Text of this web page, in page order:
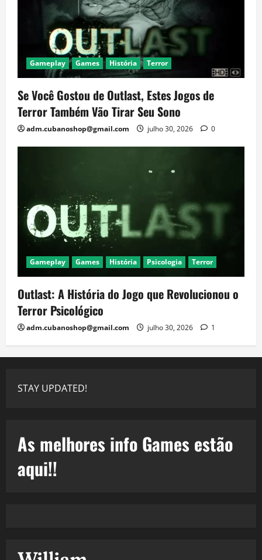
Gameplay Games História Terror
Se Você Gostou de Outlast, Estes Jogos de
Terror Também Vão Tirar Seu Sono
adm.cubanoshop@gmail.com julho 30, 2026 0
Gameplay Games História Psicologia Terror
Outlast: A História do Jogo que Revolucionou o
Terror Psicológico
adm.cubanoshop@gmail.com julho 30, 2026 1
STAY UPDATED!
As melhores info Games estão
aqui!!